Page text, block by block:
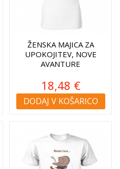
ŽENSKA MAJICA ZA
UPOKOJITEV, NOVE
AVANTURE
18,48 €
DODAJ V KOŠARICO